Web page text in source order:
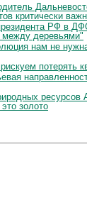
критически
РФ в
между деревьями"
нам не
потерять
ресурсов
золото